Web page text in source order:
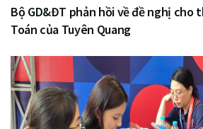
Bộ GD&ĐT phản hồi về đề nghị cho
Toán của Tuyên Quang